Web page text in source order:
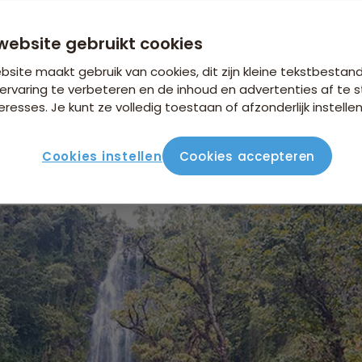
een populaire toeristische bestemming in Tanzania. Ze
van de stad Moshi. De watervallen zijn ongeveer
in een poel van helder water. De watervallen liggen in
gebruikt cookies
maakt gebruik van cookies, dit zijn kleine
te verbeteren en de inhoud en advertenties af te
Je kunt ze volledig toestaan of afzonderlijk
Cookies instellen Cookies accepteren